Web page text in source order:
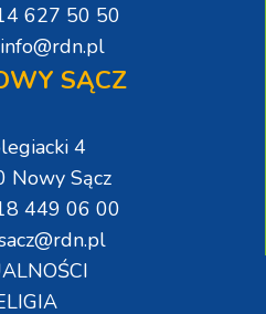
627 50 50
SĄCZ
4
Nowy Sącz
449 06 00